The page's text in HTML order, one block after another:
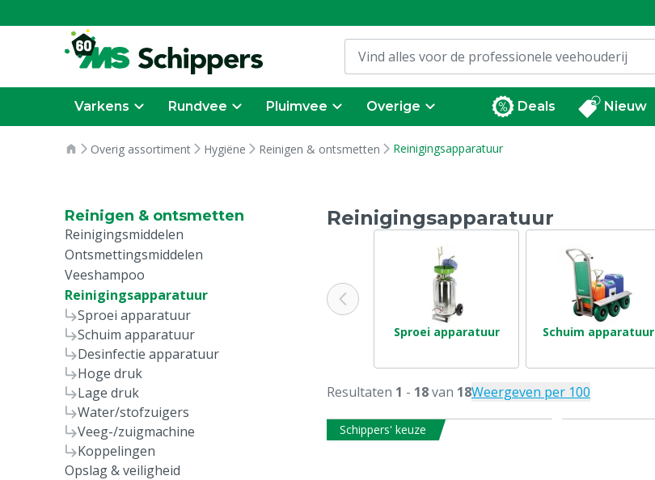
Varkens Rundvee Pluimvee Overige Deals Nieuw
Overig assortiment Hygiëne Reinigen & ontsmetten Reinigingsapparatuur
Reinigen & ontsmetten
Reinigingsmiddelen
Ontsmettingsmiddelen
Veeshampoo
Reinigingsapparatuur
Sproei apparatuur
Schuim apparatuur
Desinfectie apparatuur
Hoge druk
Lage druk
Water/stofzuigers
Veeg-/zuigmachine
Koppelingen
Opslag & veiligheid
Reinigingsapparatuur
Sproei apparatuur Schuim apparatuur
Resultaten 1 - 18van 18Weergeven per 100
Schippers' keuze